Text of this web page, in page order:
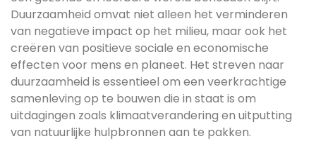
Duurzaamheid omvat niet alleen het verminderen
van negatieve impact op het milieu, maar ook het
creëren van positieve sociale en economische
effecten voor mens en planeet. Het streven naar
duurzaamheid is essentieel om een veerkrachtige
samenleving op te bouwen die in staat is om
uitdagingen zoals klimaatverandering en uitputting
van natuurlijke hulpbronnen aan te pakken.